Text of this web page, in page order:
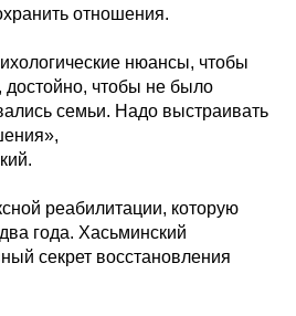
отношения.
нюансы, чтобы
достойно, чтобы не было
семьи. Надо выстраивать
реабилитации, которую
года. Хасьминский
секрет восстановления